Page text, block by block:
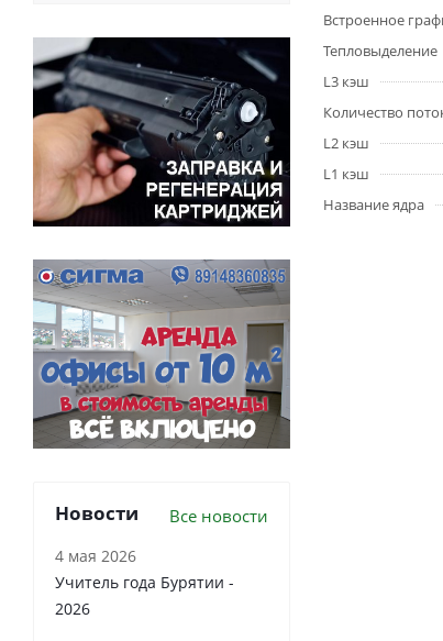
Встроенное
Тепловыделение
L3 кэш
Количество
L2 кэш
L1 кэш
Название ядра
Новости Все новости
4 мая 2026
Учитель года Бурятии -
2026